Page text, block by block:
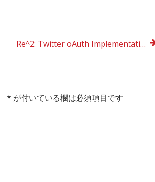
Re^2: Twitter oAuth Implementation for Titanium Mobile
* が付いている欄は必須項目です